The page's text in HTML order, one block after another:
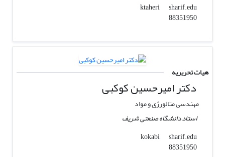
ktaheri
sharif.edu
88351950
هیات تحریریه
دکتر امیرحسین کوکبی
مهندسی متالورژی و مواد
استاد دانشگاه صنعتی شریف
kokabi
sharif.edu
88351950